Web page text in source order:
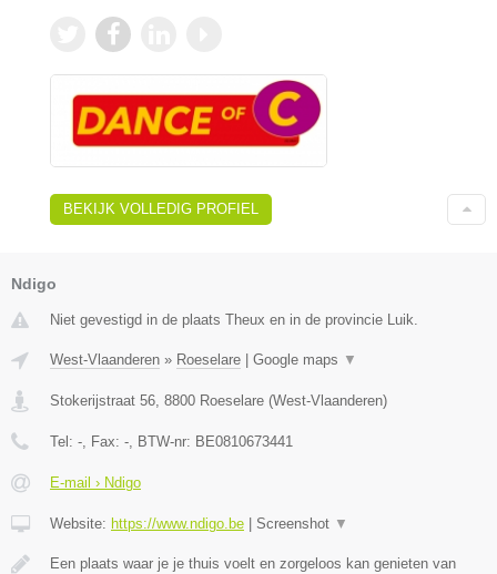
BEKIJK VOLLEDIG PROFIEL
Ndigo
Niet gevestigd in de plaats Theux en in de provincie Luik.
West-Vlaanderen » Roeselare Google maps ▼
Stokerijstraat 56 8800 Roeselare (West-Vlaanderen)
Tel: - , Fax: - , BTW-nr: BE0810673441
E-mail › Ndigo
Website: https://www.ndigo.be Screenshot ▼
Een plaats waar je je thuis voelt en zorgeloos kan genieten van